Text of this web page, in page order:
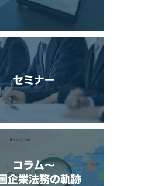
セミナー
コラム〜
企業法務の軌跡